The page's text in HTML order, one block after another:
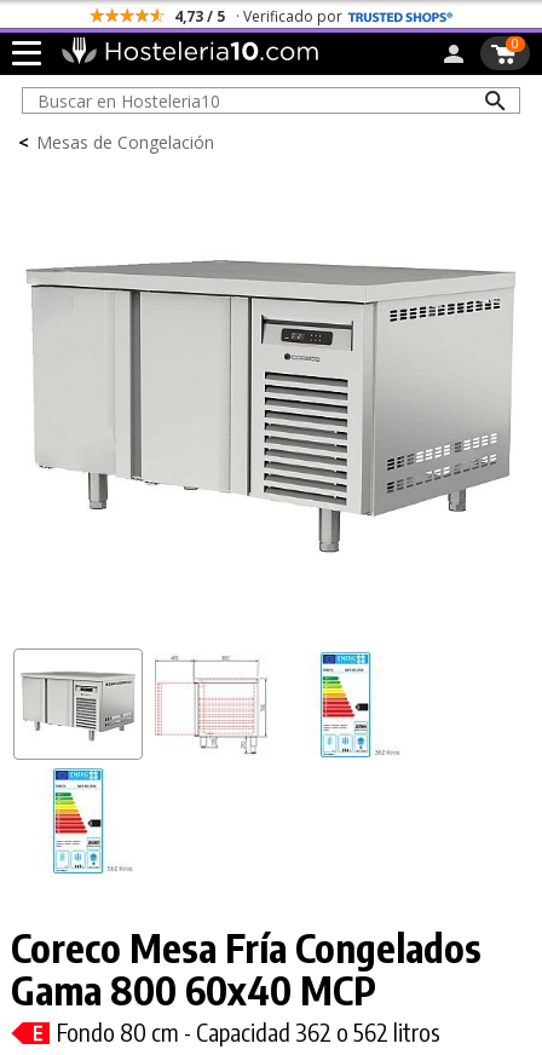
4,73 / 5 · Verificado por
0
< Mesas de Congelación
Coreco Mesa Fría Congelados
Gama 800 60x40 MCP
Fondo 80 cm - Capacidad 362 o 562 litros